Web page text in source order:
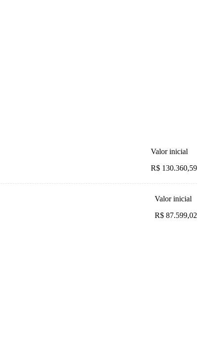
Valor inicial
R$ 130.360,59
Valor inicial
R$ 87.599,02